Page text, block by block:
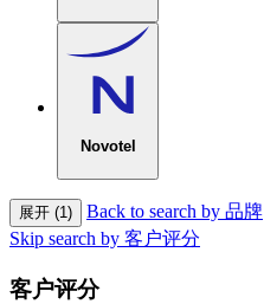
Novotel
展开 (1)
Back to search by 品牌
Skip search by 客户评分
客户评分